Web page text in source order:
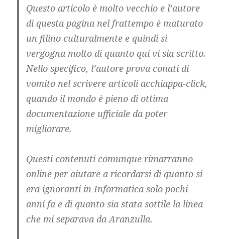
Questo articolo è molto vecchio e l’autore
di questa pagina nel frattempo è maturato
un filino culturalmente e quindi si
vergogna molto di quanto qui vi sia scritto.
Nello specifico, l’autore prova conati di
vomito nel scrivere articoli acchiappa-click,
quando il mondo è pieno di ottima
documentazione ufficiale da poter
migliorare.
Questi contenuti comunque rimarranno
online per aiutare a ricordarsi di quanto si
era ignoranti in Informatica solo pochi
anni fa e di quanto sia stata sottile la linea
che mi separava da Aranzulla.